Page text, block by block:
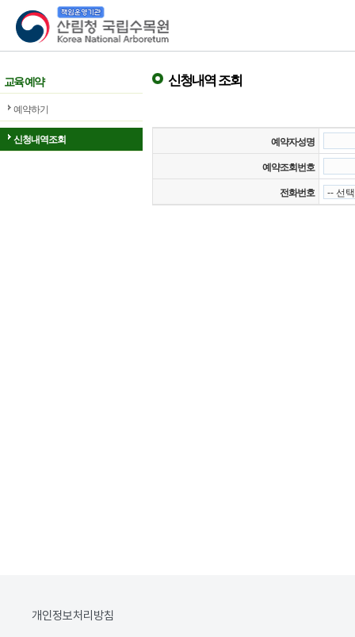
산림청 국립수목원
교육 예약
예약하기
신청내역조회
신청내역 조회
예약자성명
예약조회번호
전화번호
개인정보처리방침